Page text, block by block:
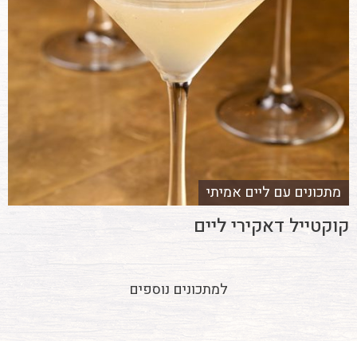
מתכונים עם ליים אמיתי
קוקטייל דאקירי ליים
למתכונים נוספים